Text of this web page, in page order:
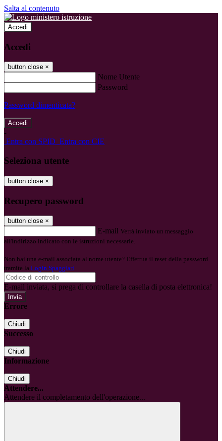
Salta al contenuto
Accedi
Accedi
button close ×
Nome Utente
Password
Password dimenticata?
-
Entra con SPID Entra con CIE
Seleziona utente
button close ×
Recupero password
button close ×
E-mail Verrà inviato un messaggio
all'indirizzo indicato con le istruzioni necessarie.
Non hai una e-mail associata al nome utente? Effettua il reset della password
tramite la Login Spaggiari
E-mail inviata, si prega di controllare la casella di posta elettronica!
Errore
Chiudi
Successo
Chiudi
Informazione
Chiudi
Attendere...
Attendere il completamento dell'operazione...